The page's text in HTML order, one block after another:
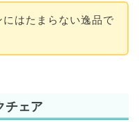
はたまらない逸品で
チェア